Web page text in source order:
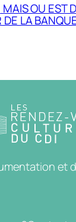
OU EST
DE LA
et